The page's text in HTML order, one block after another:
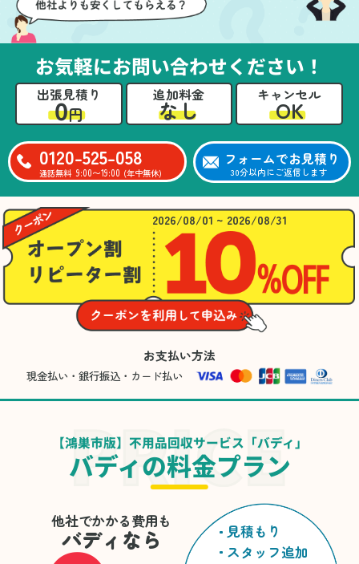
要なものを確認しながら
進めることができ、安心
できました。さらに、作
業終了後には部屋全体を
清掃していただき、まる
で新しい家のような清潔
ズに片付いていくのがと
業が終わった後には、こ
ちらからお願いしなくて
も部屋を簡単に清掃して
いただけたのも好印象で
した。
サイクル可能なものにつ
いても教えていただき、
今後の片付けにも役立つ
知識が増えました。また
何かあれば、ぜひお願い
したいと思っています。
心のこもったサービスを
ありがとうございまし
た。
お気軽にお問い合わせください！
出張見積り
0円
追加料金
なし
キャンセル
OK
0120-525-058
通話無料 9:00〜19:00 (年中無休)
フォームでお見積り
30分以内にご返信します
2026/08/01 ~ 2026/08/31
お支払い方法
現金払い・銀行振込・カード払い
【鴻巣市版】不用品回収サービス「バディ」
バディの料金プラン
他社でかかる費用も
バディなら
見積もり
スタッフ追加